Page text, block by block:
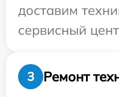
доставим
сервисный
3
Ремонт